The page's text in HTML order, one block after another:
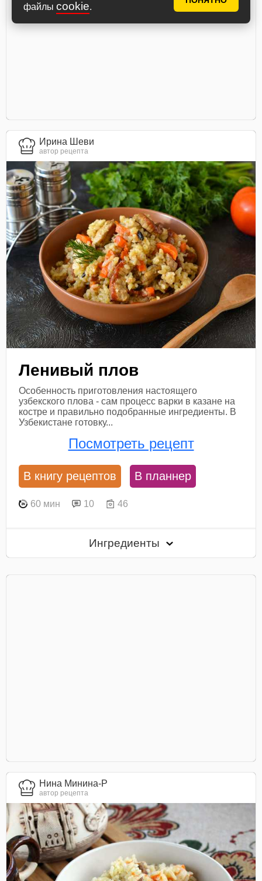
файлы cookie.
Ирина Шеви
автор рецепта
Ленивый плов
Особенность приготовления настоящего
узбекского плова - сам процесс варки в казане на
костре и правильно подобранные ингредиенты. В
Узбекистане готовку...
Посмотреть рецепт
В книгу рецептов В планнер
60 мин 10 46
Ингредиенты
Нина Минина-Р
автор рецепта